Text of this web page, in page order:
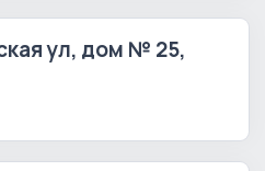
ул, дом № 25,